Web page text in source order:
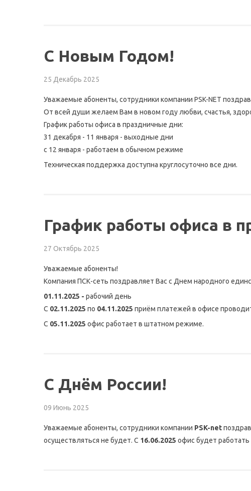
С Новым Годом!
25 Декабрь 2025
Уважаемые абоненты, сотрудники компании PSK-NET
От всей души желаем Вам в новом году любви, счастья,
График работы офиса в праздничные дни:
31 декабря - 11 января - выходные дни
с 12 января - работаем в обычном режиме
Техническая поддержка доступна круглосуточно все дни.
График работы офиса в
27 Октябрь 2025
Уважаемые абоненты!
Компания ПСК-сеть поздравляет Вас с Днем народного
01.11.2025 - рабочий день
С 02.11.2025 по 04.11.2025 приём платежей в офисе
С 05.11.2025 офис работает в штатном режиме.
С Днём России!
09 Июнь 2025
Уважаемые абоненты, сотрудники компании PSK-net
осуществляться не будет. C 16.06.2025 офис будет